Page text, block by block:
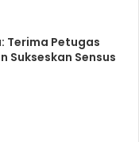
Terima Petugas
Sukseskan Sensus